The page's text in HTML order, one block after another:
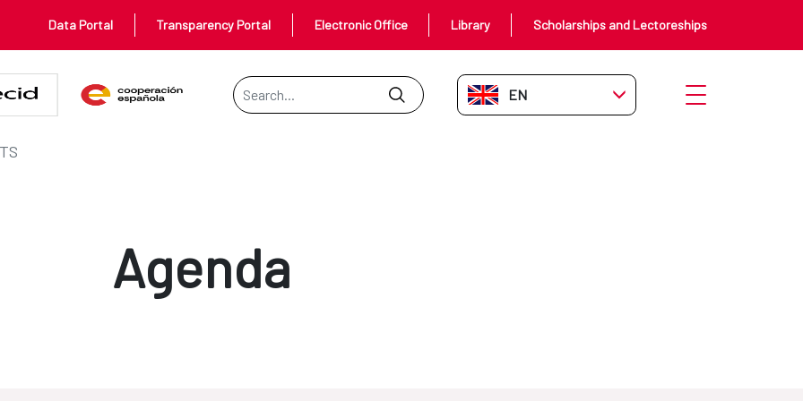
Data Portal Transparency Portal Electronic Office Library Scholarships and Lectoreships
Search Bar
EN-GB Open menu
Agenda